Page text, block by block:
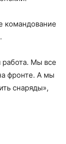
командование
работа. Мы все
фронте. А мы
снаряды»,